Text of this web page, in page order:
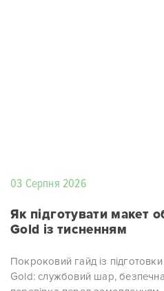
03 Серпня 2026
Як підготувати макет
Gold із тисненням
Покроковий гайд із
Gold: службовий шар,